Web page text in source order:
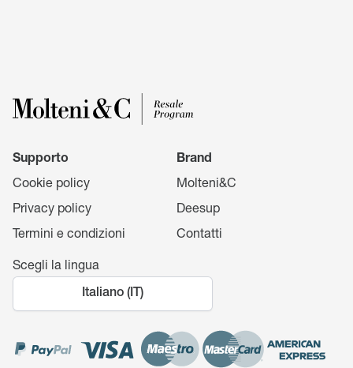
Supporto
Cookie policy
Privacy policy
Termini e condizioni
Brand
Molteni&C
Deesup
Contatti
Scegli la lingua
Italiano (IT)